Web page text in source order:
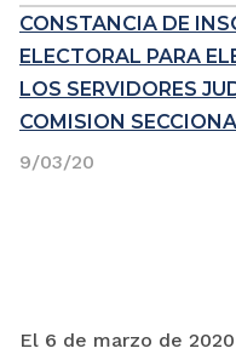
CONSTANCIA DE
ELECTORAL PARA
LOS SERVIDORES
COMISION
El 6 de marzo de
9/03/20